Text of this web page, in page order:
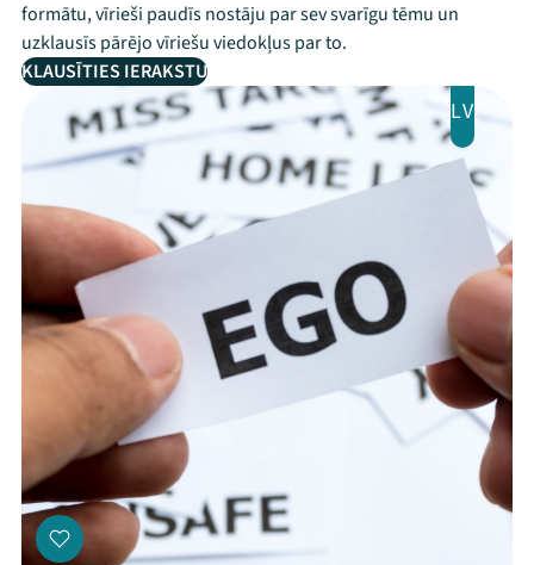
formātu, vīrieši paudīs nostāju par sev svarīgu tēmu un
uzklausīs pārējo vīriešu viedokļus par to.
KLAUSĪTIES IERAKSTU
LV